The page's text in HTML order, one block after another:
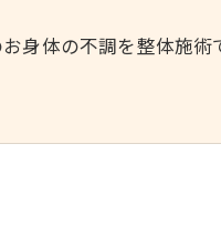
身体の不調を整体施